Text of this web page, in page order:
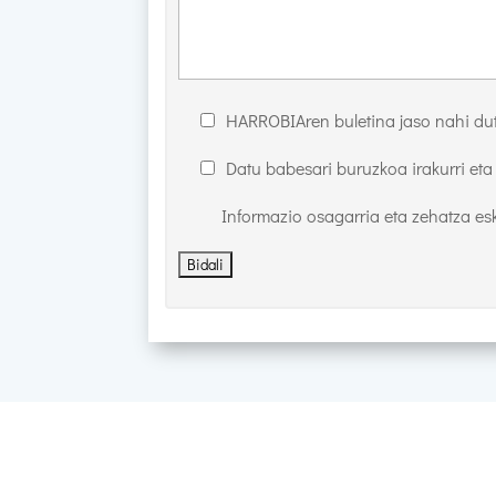
HARROBIAren buletina jaso nahi
Datu babesari buruzkoa irakurri
Informazio osagarria eta zehatza